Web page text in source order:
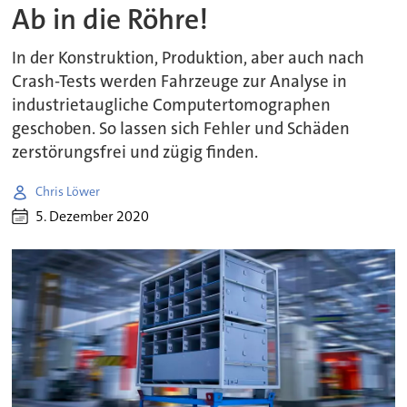
Ab in die Röhre!
In der Konstruktion, Produktion, aber auch nach
Crash-Tests werden Fahrzeuge zur Analyse in
industrietaugliche Computertomographen
geschoben. So lassen sich Fehler und Schäden
zerstörungsfrei und zügig finden.
Chris Löwer
5. Dezember 2020